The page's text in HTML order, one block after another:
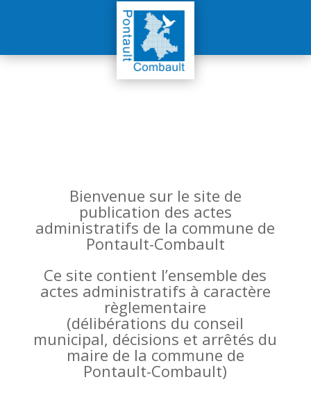
Bienvenue sur le site de
publication des actes
administratifs de la commune de
Pontault-Combault
Ce site contient l’ensemble des
actes administratifs à caractère
règlementaire
(délibérations du conseil
municipal, décisions et arrêtés du
maire de la commune de
Pontault-Combault)